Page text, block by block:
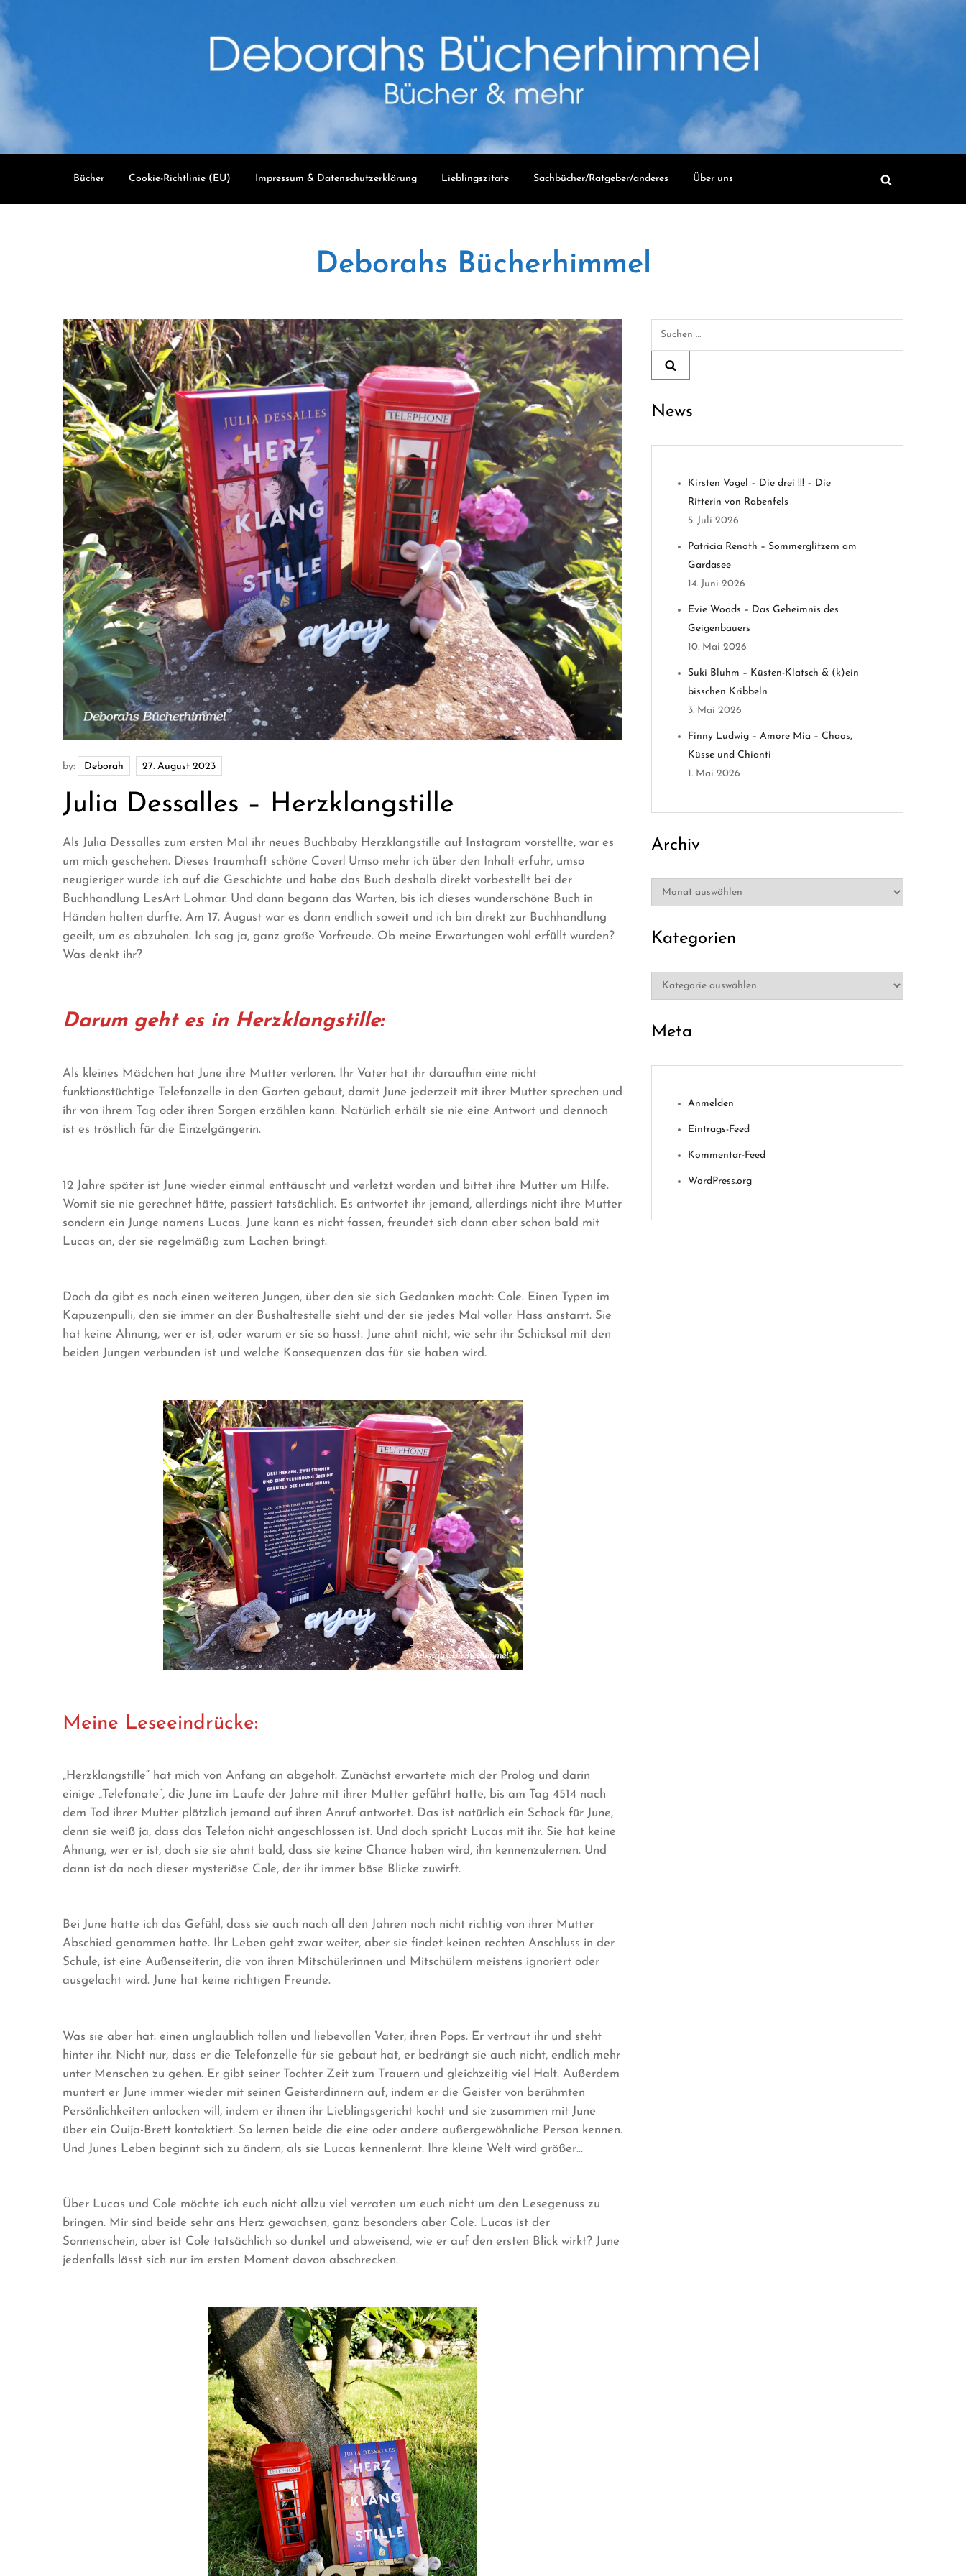
content
Bücher Cookie-Richtlinie (EU) Impressum & Datenschutzerklärung Lieblingszitate Sachbücher/Ratgeber/anderes Über uns
Deborahs Bücherhimmel
by: Deborah
Julia Dessalles – Herzklangstille
Als Julia Dessalles zum ersten Mal ihr neues Buchbaby Herzklangstille auf Instagram vorstellte, war es
um mich geschehen. Dieses traumhaft schöne Cover! Umso mehr ich über den Inhalt erfuhr, umso
neugieriger wurde ich auf die Geschichte und habe das Buch deshalb direkt vorbestellt bei der
Buchhandlung LesArt Lohmar. Und dann begann das Warten, bis ich dieses wunderschöne Buch in
Händen halten durfte. Am 17. August war es dann endlich soweit und ich bin direkt zur Buchhandlung
geeilt, um es abzuholen. Ich sag ja, ganz große Vorfreude. Ob meine Erwartungen wohl erfüllt wurden?
Was denkt ihr?
Darum geht es in Herzklangstille:
Als kleines Mädchen hat June ihre Mutter verloren. Ihr Vater hat ihr daraufhin eine nicht
funktionstüchtige Telefonzelle in den Garten gebaut, damit June jederzeit mit ihrer Mutter sprechen und
ihr von ihrem Tag oder ihren Sorgen erzählen kann. Natürlich erhält sie nie eine Antwort und dennoch
ist es tröstlich für die Einzelgängerin.
12 Jahre später ist June wieder einmal enttäuscht und verletzt worden und bittet ihre Mutter um Hilfe.
Womit sie nie gerechnet hätte, passiert tatsächlich. Es antwortet ihr jemand, allerdings nicht ihre Mutter
sondern ein Junge namens Lucas. June kann es nicht fassen, freundet sich dann aber schon bald mit
Lucas an, der sie regelmäßig zum Lachen bringt.
Doch da gibt es noch einen weiteren Jungen, über den sie sich Gedanken macht: Cole. Einen Typen im
Kapuzenpulli, den sie immer an der Bushaltestelle sieht und der sie jedes Mal voller Hass anstarrt. Sie
hat keine Ahnung, wer er ist, oder warum er sie so hasst. June ahnt nicht, wie sehr ihr Schicksal mit den
beiden Jungen verbunden ist und welche Konsequenzen das für sie haben wird.
Meine Leseeindrücke:
„Herzklangstille“ hat mich von Anfang an abgeholt. Zunächst erwartete mich der Prolog und darin
einige „Telefonate“, die June im Laufe der Jahre mit ihrer Mutter geführt hatte, bis am Tag 4514 nach
dem Tod ihrer Mutter plötzlich jemand auf ihren Anruf antwortet. Das ist natürlich ein Schock für June,
denn sie weiß ja, dass das Telefon nicht angeschlossen ist. Und doch spricht Lucas mit ihr. Sie hat keine
Ahnung, wer er ist, doch sie sie ahnt bald, dass sie keine Chance haben wird, ihn kennenzulernen. Und
dann ist da noch dieser mysteriöse Cole, der ihr immer böse Blicke zuwirft.
Bei June hatte ich das Gefühl, dass sie auch nach all den Jahren noch nicht richtig von ihrer Mutter
Abschied genommen hatte. Ihr Leben geht zwar weiter, aber sie findet keinen rechten Anschluss in der
Schule, ist eine Außenseiterin, die von ihren Mitschülerinnen und Mitschülern meistens ignoriert oder
ausgelacht wird. June hat keine richtigen Freunde.
Was sie aber hat: einen unglaublich tollen und liebevollen Vater, ihren Pops. Er vertraut ihr und steht
hinter ihr. Nicht nur, dass er die Telefonzelle für sie gebaut hat, er bedrängt sie auch nicht, endlich mehr
unter Menschen zu gehen. Er gibt seiner Tochter Zeit zum Trauern und gleichzeitig viel Halt. Außerdem
muntert er June immer wieder mit seinen Geisterdinnern auf, indem er die Geister von berühmten
Persönlichkeiten anlocken will, indem er ihnen ihr Lieblingsgericht kocht und sie zusammen mit June
über ein Ouija-Brett kontaktiert. So lernen beide die eine oder andere außergewöhnliche Person kennen.
Und Junes Leben beginnt sich zu ändern, als sie Lucas kennenlernt. Ihre kleine Welt wird größer…
Über Lucas und Cole möchte ich euch nicht allzu viel verraten um euch nicht um den Lesegenuss zu
bringen. Mir sind beide sehr ans Herz gewachsen, ganz besonders aber Cole. Lucas ist der
Sonnenschein, aber ist Cole tatsächlich so dunkel und abweisend, wie er auf den ersten Blick wirkt? June
jedenfalls lässt sich nur im ersten Moment davon abschrecken.
Suchen
News
Kirsten Vogel – Die drei !!! – Die
Ritterin von Rabenfels
5. Juli 2026
Patricia Renoth – Sommerglitzern am
Gardasee
14. Juni 2026
Evie Woods – Das Geheimnis des
Geigenbauers
10. Mai 2026
Suki Bluhm – Küsten-Klatsch & (k)ein
bisschen Kribbeln
3. Mai 2026
Finny Ludwig – Amore Mia – Chaos,
Küsse und Chianti
1. Mai 2026
Archiv
Archiv
Kategorien
Kategorien
Meta
Anmelden
Eintrags-Feed
Kommentar-Feed
WordPress.org